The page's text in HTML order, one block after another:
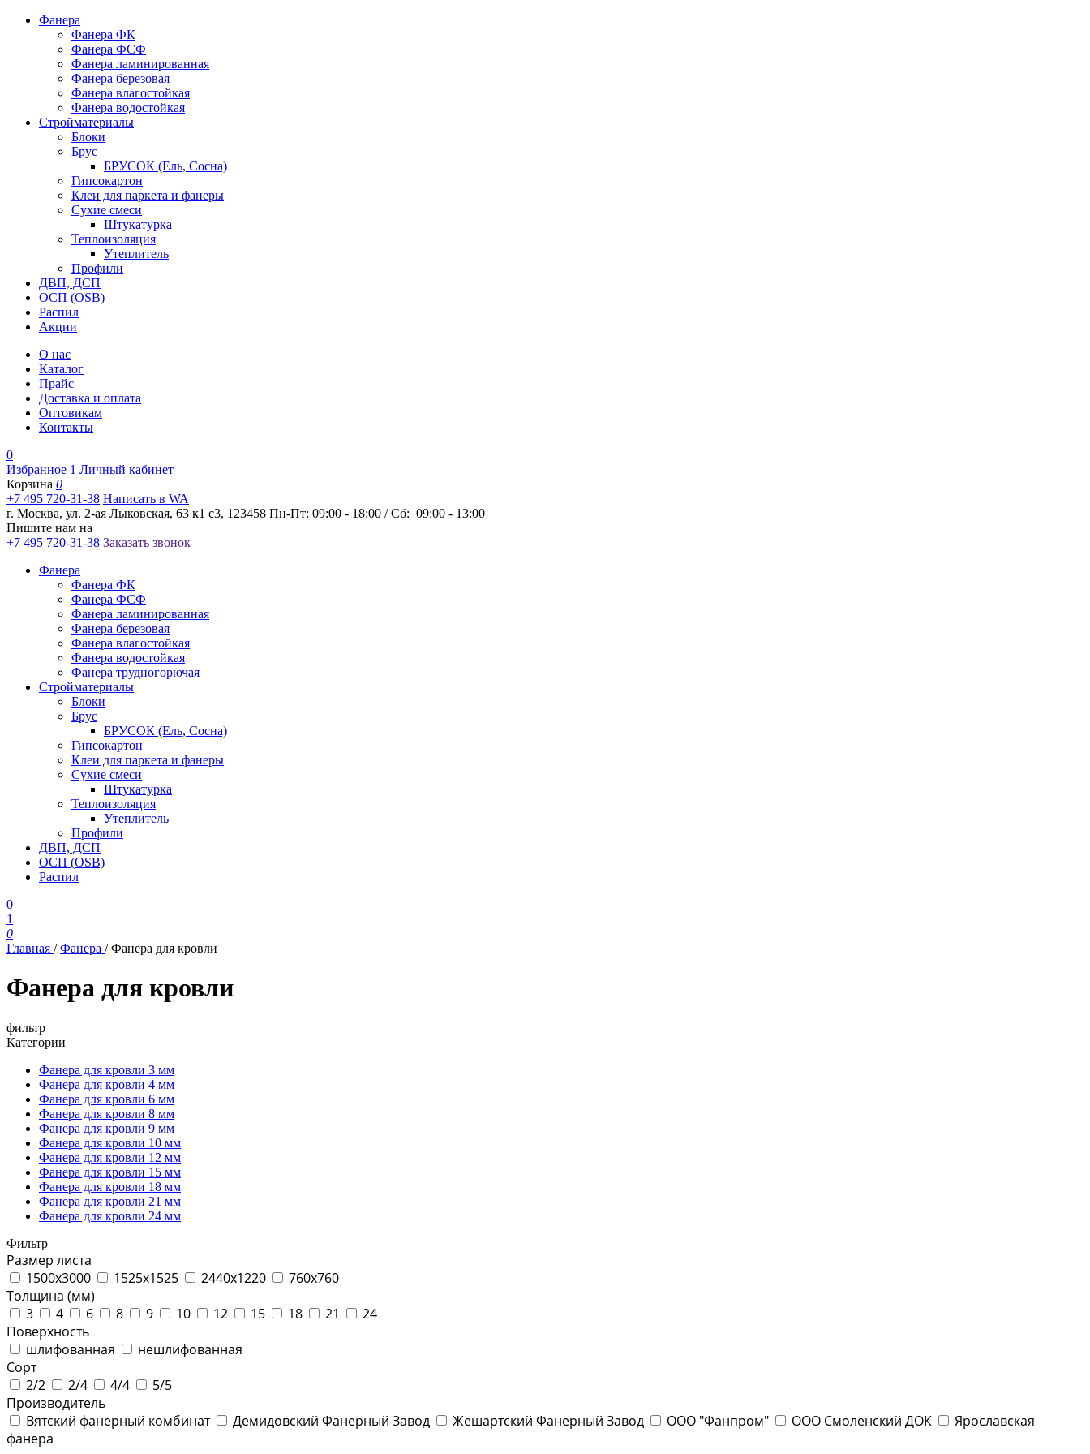
Фанера
Фанера ФК
Фанера ФСФ
Фанера ламинированная
Фанера березовая
Фанера влагостойкая
Фанера водостойкая
Стройматериалы
Блоки
Брус
БРУСОК (Ель, Сосна)
Гипсокартон
Клеи для паркета и фанеры
Сухие смеси
Штукатурка
Теплоизоляция
Утеплитель
Профили
ДВП, ДСП
ОСП (OSB)
Распил
Акции
О нас
Каталог
Прайс
Доставка и оплата
Оптовикам
Контакты
0
Избранное 1 Личный кабинет
Корзина 0
+7 495 720-31-38 Написать в WA
г. Москва, ул. 2-ая Лыковская, 63 к1 с3, 123458 Пн-Пт: 09:00 - 18:00 / Сб: 09:00 - 13:00
Пишите нам на
+7 495 720-31-38 Заказать звонок
Фанера
Фанера ФК
Фанера ФСФ
Фанера ламинированная
Фанера березовая
Фанера влагостойкая
Фанера водостойкая
Фанера трудногорючая
Стройматериалы
Блоки
Брус
БРУСОК (Ель, Сосна)
Гипсокартон
Клеи для паркета и фанеры
Сухие смеси
Штукатурка
Теплоизоляция
Утеплитель
Профили
ДВП, ДСП
ОСП (OSB)
Распил
0
1
0
Главная /Фанера /Фанера для кровли
Фанера для кровли
фильтр
Категории
Фанера для кровли 3 мм
Фанера для кровли 4 мм
Фанера для кровли 6 мм
Фанера для кровли 8 мм
Фанера для кровли 9 мм
Фанера для кровли 10 мм
Фанера для кровли 12 мм
Фанера для кровли 15 мм
Фанера для кровли 18 мм
Фанера для кровли 21 мм
Фанера для кровли 24 мм
Фильтр
Размер листа
1500х3000
1525х1525 2440х1220
760х760
Толщина (мм)
3
4 6 8 9 10 12 15 18 21
24
Поверхность
шлифованная
нешлифованная
Сорт
2/2
2/4 4/4
5/5
Производитель
Вятский фанерный комбинат
Демидовский Фанерный Завод Жешартский Фанерный Завод ООО "Фанпром" ООО Смоленский ДОК
Ярославская
фанера